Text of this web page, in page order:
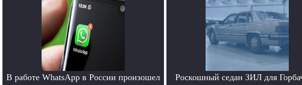
В работе WhatsApp в России произошел
Роскошный седан ЗИЛ для